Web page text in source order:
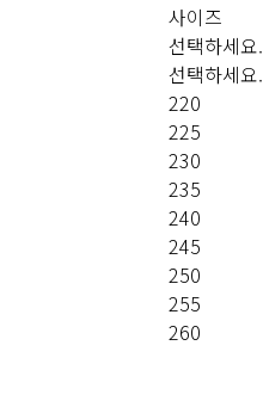
사이즈
선택하세요.
선택하세요.
220
225
230
235
240
245
250
255
260